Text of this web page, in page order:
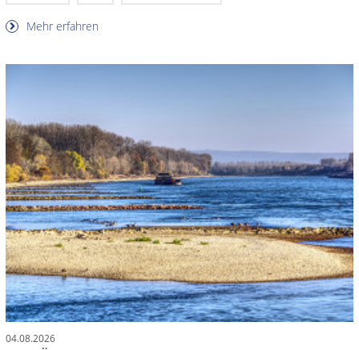
Mehr erfahren
04.08.2026